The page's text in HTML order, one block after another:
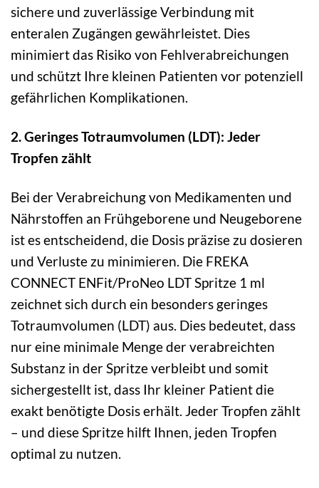
sichere und zuverlässige Verbindung mit
enteralen Zugängen gewährleistet. Dies
minimiert das Risiko von Fehlverabreichungen
und schützt Ihre kleinen Patienten vor potenziell
gefährlichen Komplikationen.
2. Geringes Totraumvolumen (LDT): Jeder
Tropfen zählt
Bei der Verabreichung von Medikamenten und
Nährstoffen an Frühgeborene und Neugeborene
ist es entscheidend, die Dosis präzise zu dosieren
und Verluste zu minimieren. Die FREKA
CONNECT ENFit/ProNeo LDT Spritze 1 ml
zeichnet sich durch ein besonders geringes
Totraumvolumen (LDT) aus. Dies bedeutet, dass
nur eine minimale Menge der verabreichten
Substanz in der Spritze verbleibt und somit
sichergestellt ist, dass Ihr kleiner Patient die
exakt benötigte Dosis erhält. Jeder Tropfen zählt
– und diese Spritze hilft Ihnen, jeden Tropfen
optimal zu nutzen.